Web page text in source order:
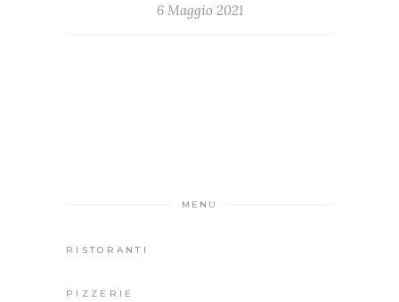
6 Maggio 2021
MENU
RISTORANTI
PIZZERIE